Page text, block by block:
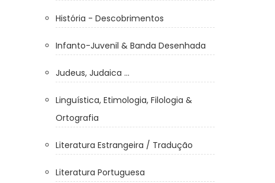
História - Descobrimentos
Infanto-Juvenil & Banda Desenhada
Judeus, Judaica ...
Linguística, Etimologia, Filologia &
Ortografia
Literatura Estrangeira / Tradução
Literatura Portuguesa